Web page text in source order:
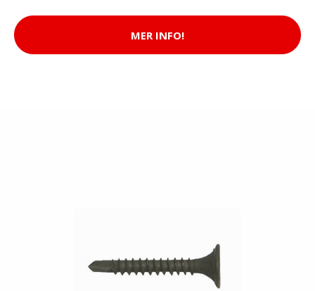
MER INFO!